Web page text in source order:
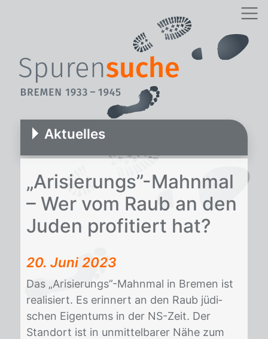
Aktuelles
„Ari­sie­rungs”-Mahn­mal
– Wer vom Raub an den
Ju­den pro­fi­tiert hat?
20. Juni 2023
Das „Ari­sie­rungs”-Mahn­mal in Bre­men ist
rea­li­siert. Es er­in­nert an den Raub jü­di­
schen Ei­gen­tums in der NS-Zeit. Der
Stand­ort ist in un­mit­tel­ba­rer Nähe zum